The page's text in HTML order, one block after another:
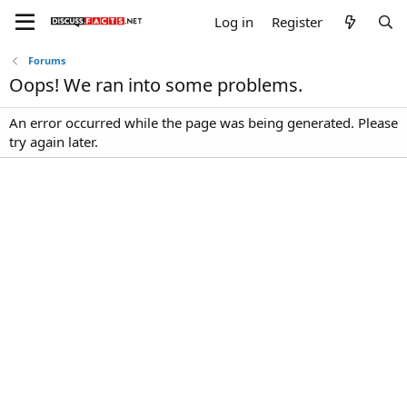
Log in Register
Forums
Oops! We ran into some problems.
An error occurred while the page was being generated. Please
try again later.